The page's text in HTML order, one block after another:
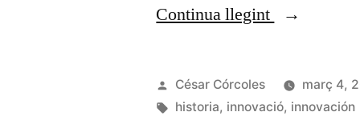
Continua llegint
«El
ja
no
Publicat
per
César Córcoles març 4,
Etiquetes:
historia, innovació, innovación